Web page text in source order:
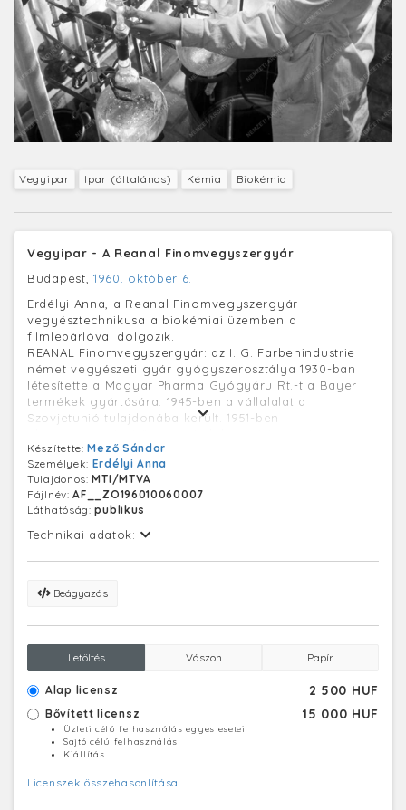
Vegyipar Ipar (általános) Kémia Biokémia
Vegyipar - A Reanal Finomvegyszergyár
Budapest, 1960. október 6.
Erdélyi Anna, a Reanal Finomvegyszergyár
vegyésztechnikusa a biokémiai üzemben a
filmlepárlóval dolgozik.
REANAL Finomvegyszergyár: az I. G. Farbenindustrie
német vegyészeti gyár gyógyszerosztálya 1930-ban
létesítette a Magyar Pharma Gyógyáru Rt.-t a Bayer
termékek gyártására. 1945-ben a vállalalat a
Szovjetunió tulajdonába került. 1951-ben
létesítettek, a vállalat neve Magyar Pharma
Gyógyszergyár lett. 1955-ben a neve Zuglói Vegyészeti
Termékek Gyárára változott. 1957-ben már REANAL
Finomvegyszergyár néven működött.
Készítette:Mező Sándor
Személyek: Erdélyi Anna
Tulajdonos:MTI/MTVA
Fájlnév:AF__ZO196010060007
Láthatóság:publikus
Technikai adatok:
Beágyazás
Letöltés Vászon Papír
Alap licensz 2 500 HUF
Bővített licensz 15 000 HUF
Üzleti célú felhasználás egyes esetei
Sajtó célú felhasználás
Kiállítás
Licenszek összehasonlítása